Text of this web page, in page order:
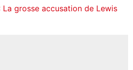
La grosse accusation de Lewis